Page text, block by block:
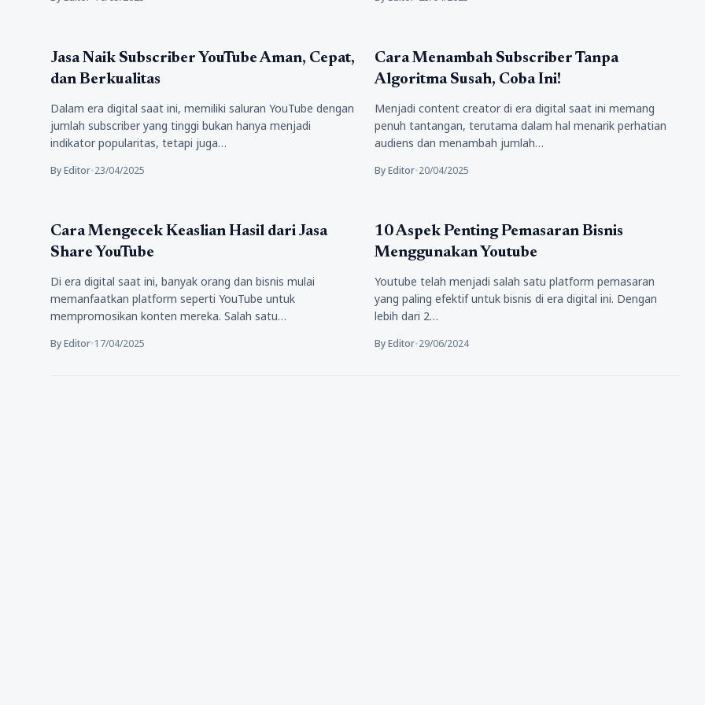
Tips Marketing
Jasa Naik Subscriber YouTube Aman, Cepat,
dan Berkualitas
Dalam era digital saat ini, memiliki saluran YouTube dengan
jumlah subscriber yang tinggi bukan hanya menjadi
indikator popularitas, tetapi juga…
By Editor•23/04/2025
Bisnis
Cara Menambah Subscriber Tanpa
Algoritma Susah, Coba Ini!
Menjadi content creator di era digital saat ini memang
penuh tantangan, terutama dalam hal menarik perhatian
audiens dan menambah jumlah…
By Editor•20/04/2025
Tempat Wisata
Cara Mengecek Keaslian Hasil dari Jasa
Share YouTube
Di era digital saat ini, banyak orang dan bisnis mulai
memanfaatkan platform seperti YouTube untuk
mempromosikan konten mereka. Salah satu…
By Editor•17/04/2025
Wisata Kuliner
10 Aspek Penting Pemasaran Bisnis
Menggunakan Youtube
Youtube telah menjadi salah satu platform pemasaran
yang paling efektif untuk bisnis di era digital ini. Dengan
lebih dari 2…
By Editor•29/06/2024